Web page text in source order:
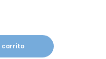
carrito